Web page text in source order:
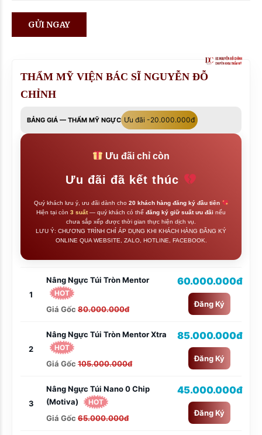
THẨM MỸ VIỆN BÁC SĨ NGUYỄN ĐỖ
CHỈNH
BẢNG GIÁ — THẨM MỸ NGỰC Ưu đãi -20.000.000đ
Ưu đãi chỉ còn
Ưu đãi đã kết thúc
Quý khách lưu ý, ưu đãi dành cho 20 khách hàng đăng ký đầu tiên
Hiện tại còn 3 suất— quý khách có thể đăng ký giữ suất ưu đãi nếu
chưa sắp xếp được thời gian thực hiện dịch vụ.
LƯU Ý: CHƯƠNG TRÌNH CHỈ ÁP DỤNG KHI KHÁCH HÀNG ĐĂNG KÝ
ONLINE QUA WEBSITE, ZALO, HOTLINE, FACEBOOK.
1
Nâng Ngực Túi Tròn Mentor
HOT
Giá Gốc 80.000.000đ
60.000.000đ
Đăng Ký
2
Nâng Ngực Túi Tròn Mentor Xtra
HOT
Giá Gốc 105.000.000đ
85.000.000đ
Đăng Ký
3
Nâng Ngực Túi Nano 0 Chip
(Motiva)
HOT
Giá Gốc 65.000.000đ
45.000.000đ
Đăng Ký